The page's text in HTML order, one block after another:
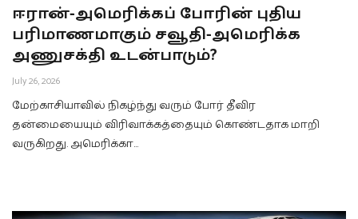
ஈரான்-அமெரிக்கப் போரின் புதிய
பரிமாணமாகும் சவூதி-அமெரிக்க
அணுசக்தி உடன்பாடும்?
July 26, 2026
மேற்காசியாவில் நிகழ்ந்து வரும் போர் தீவிர
தன்மையையும் விரிவாக்கத்தையும் கொண்டதாக மாறி
வருகிறது. அமெரிக்கா…